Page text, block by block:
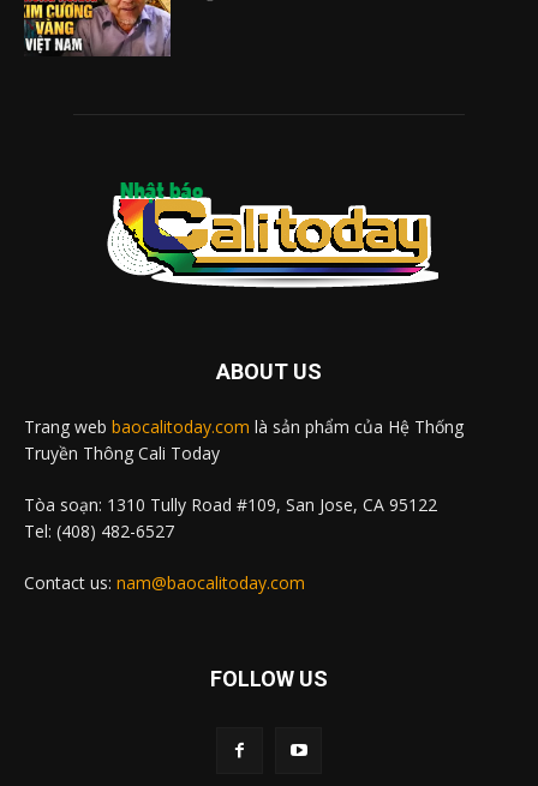
ABOUT US
Trang web baocalitoday.com là sản phẩm của Hệ Thống
Truyền Thông Cali Today
Tòa soạn: 1310 Tully Road #109, San Jose, CA 95122
Tel: (408) 482-6527
Contact us: nam@baocalitoday.com
FOLLOW US